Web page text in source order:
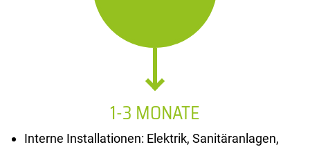
1-3 MONATE
Interne Installationen: Elektrik, Sanitäranlagen,